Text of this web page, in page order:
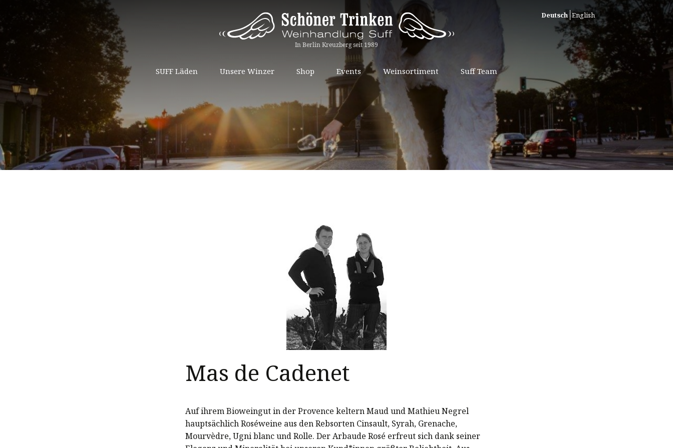
Springe
zum
Inhalt
Deutsch English
SUFF Läden Unsere Winzer Shop Events Weinsortiment Suff Team
Mas de Cadenet
Auf ihrem Bioweingut in der Provence keltern Maud und Mathieu Negrel
hauptsächlich Roséweine aus den Rebsorten Cinsault, Syrah, Grenache,
Mourvèdre, Ugni blanc und Rolle. Der Arbaude Rosé erfreut sich dank seiner